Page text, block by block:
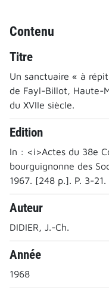
Contenu
Titre
Un sanctuaire « à
de Fayl-Billot, Haute-
du XVIIe siècle.
Edition
In : <i>Actes du 38e
bourguignonne des
1967. [248 p.]. P. 3-21.
Auteur
DIDIER, J.-Ch.
Année
1968